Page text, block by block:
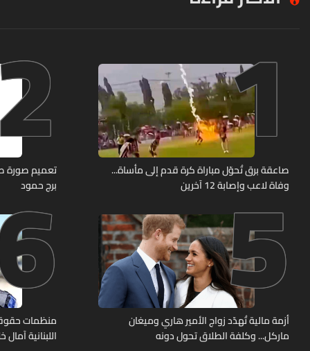
1
صاعقة برق تُحوّل مباراة كرة قدم إلى مأساة...
وفاة لاعب وإصابة 12 آخرين
برج حمود
5
أزمة مالية تُهدّد زواج الأمير هاري وميغان
ماركل... وكلفة الطلاق تحول دونه
منظمات
اللبنانية